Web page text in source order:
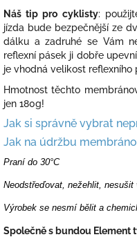
Náš tip pro cyklisty:
jízda bude bezpečnější ze
dálku a zadruhé se Vám
reflexní pásek ji dobře
je vhodná velikost reflexního
Hmotnost těchto
jen 180g!
Jak si správně vybrat
Jak na údržbu
Praní do 30°C
Neodstřeďovat, nežehlit, nesušit
Výrobek se nesmí bělit a
Společně s bundou Element